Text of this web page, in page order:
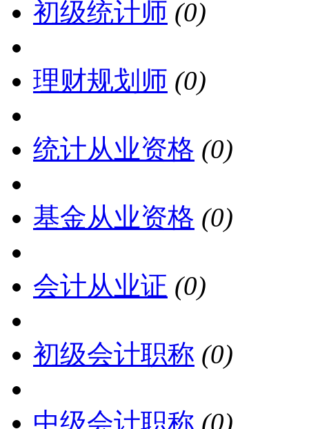
初级统计师 (0)
理财规划师 (0)
统计从业资格 (0)
基金从业资格 (0)
会计从业证 (0)
初级会计职称 (0)
中级会计职称 (0)